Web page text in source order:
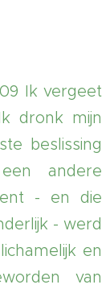
Ik vergeet
dronk mijn
beslissing
andere
- en die
- werd
en
van